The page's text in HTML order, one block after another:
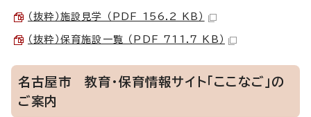
（抜粋）施設見学 （PDF 156.2 KB）
（抜粋）保育施設一覧 （PDF 711.7 KB）
名古屋市 教育・保育情報サイト「ここなご」の
ご案内